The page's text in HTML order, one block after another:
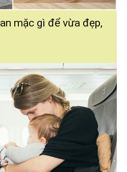
mặc gì để vừa đẹp,